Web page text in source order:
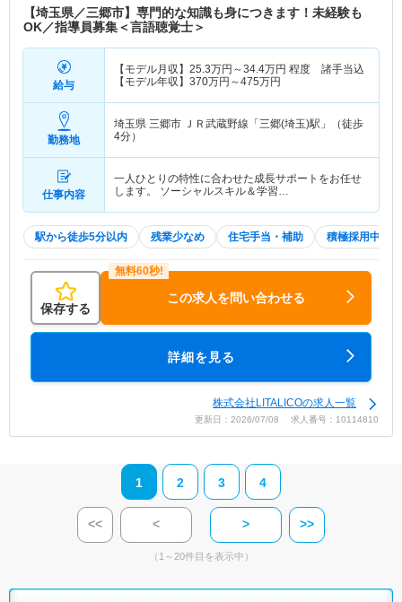
【埼玉県／三郷市】専門的な知識も身につきます！未経験も
OK／指導員募集＜言語聴覚士＞
給与
【モデル月収】 25.3万円～34.4万円 程度 諸手当込
【モデル年収】 370万円～475万円
勤務地
埼玉県 三郷市 ＪＲ武蔵野線「三郷(埼玉)駅」（徒歩
4分）
仕事内容
一人ひとりの特性に合わせた成長サポートをお任せ
します。 ソーシャルスキル＆学習…
駅から徒歩5分以内 残業少なめ 住宅手当・補助 積極採用中
保存する
この求人を問い合わせる
詳細を見る
株式会社LITALICOの求人一覧
更新日：2026/07/08 求人番号：10114810
1 2 3 4
<< < > >>
（1～20件目を表示中）